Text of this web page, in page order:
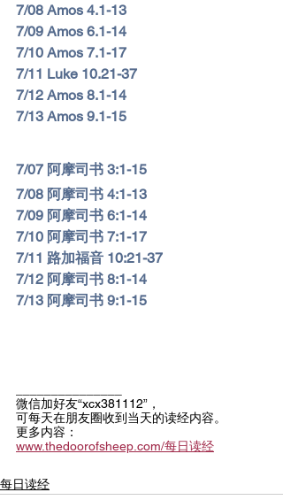
7/08 Amos 4.1-13
7/09 Amos 6.1-14
7/10 Amos 7.1-17
7/11 Luke 10.21-37
7/12 Amos 8.1-14
7/13 Amos 9.1-15
7/07 阿摩司书 3:1-15
7/08 阿摩司书 4:1-13
7/09 阿摩司书 6:1-14
7/10 阿摩司书 7:1-17
7/11 路加福音 10:21-37
7/12 阿摩司书 8:1-14
7/13 阿摩司书 9:1-15
微信加好友“xcx381112”，
可每天在朋友圈收到当天的读经内容。
更多内容：
www.thedoorofsheep.com/每日读经
每日读经